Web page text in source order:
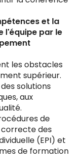
et la
l'équipe par le
les obstacles
supérieur.
solutions
aux
de
des
(EPI) et
de formation